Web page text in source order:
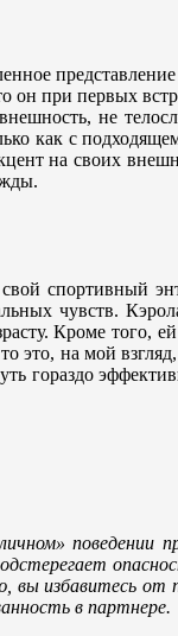
он при первых
не
как с
на своих
спортивный
чувств.
Кроме того,
это, на мой
гораздо
вы избавитесь
в партнере.